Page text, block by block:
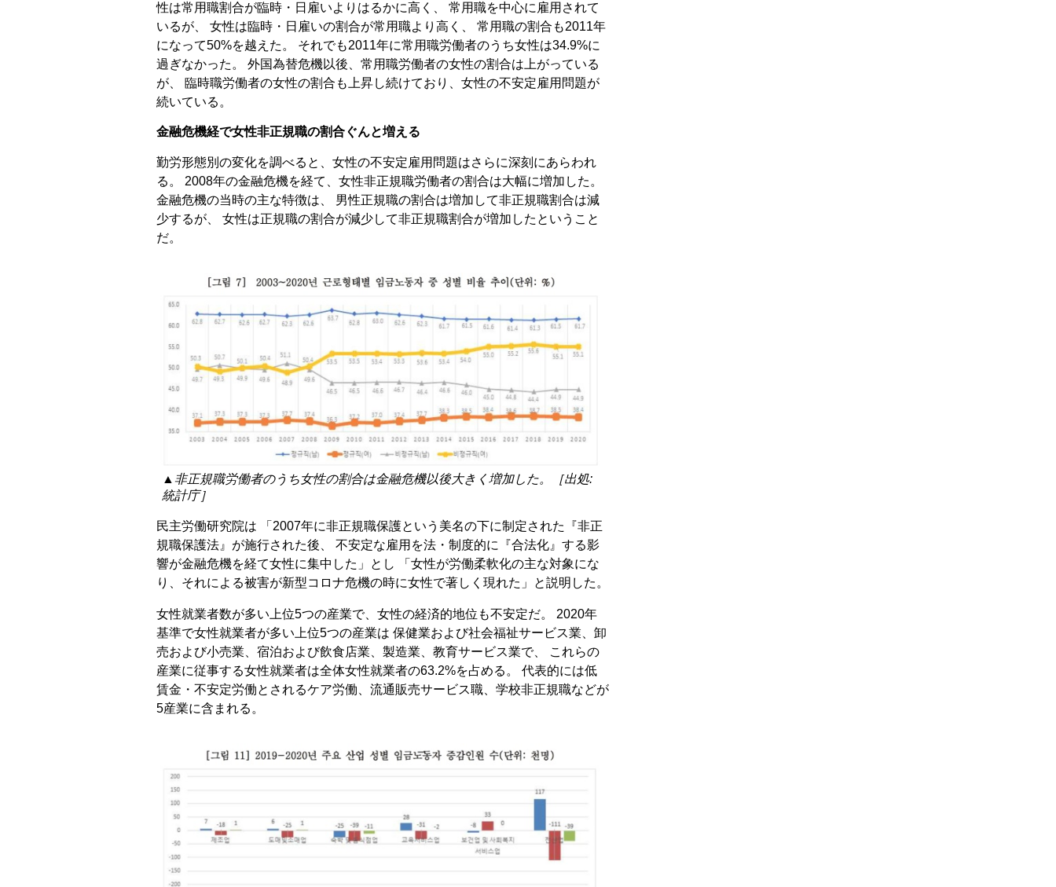
性は常用職割合が臨時・日雇いよりはるかに高く、 常用職を中心に雇用されて
いるが、 女性は臨時・日雇いの割合が常用職より高く、 常用職の割合も2011年
になって50%を越えた。 それでも2011年に常用職労働者のうち女性は34.9%に
過ぎなかった。 外国為替危機以後、常用職労働者の女性の割合は上がっている
が、 臨時職労働者の女性の割合も上昇し続けており、女性の不安定雇用問題が
続いている。
金融危機経で女性非正規職の割合ぐんと増える
勤労形態別の変化を調べると、女性の不安定雇用問題はさらに深刻にあらわれ
る。 2008年の金融危機を経て、女性非正規職労働者の割合は大幅に増加した。
金融危機の当時の主な特徴は、 男性正規職の割合は増加して非正規職割合は減
少するが、 女性は正規職の割合が減少して非正規職割合が増加したということ
だ。
▲非正規職労働者のうち女性の割合は金融危機以後大きく増加した。［出処:
統計庁］
民主労働研究院は 「2007年に非正規職保護という美名の下に制定された『非正
規職保護法』が施行された後、 不安定な雇用を法・制度的に『合法化』する影
響が金融危機を経て女性に集中した」とし 「女性が労働柔軟化の主な対象にな
り、それによる被害が新型コロナ危機の時に女性で著しく現れた」と説明した。
女性就業者数が多い上位5つの産業で、女性の経済的地位も不安定だ。 2020年
基準で女性就業者が多い上位5つの産業は 保健業および社会福祉サービス業、卸
売および小売業、宿泊および飲食店業、製造業、教育サービス業で、 これらの
産業に従事する女性就業者は全体女性就業者の63.2%を占める。 代表的には低
賃金・不安定労働とされるケア労働、流通販売サービス職、学校非正規職などが
5産業に含まれる。